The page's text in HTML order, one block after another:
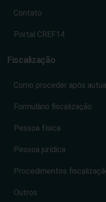
Contato
Portal CREF14
Fiscalização
Como proceder após
Formulário fiscalização
Pessoa física
Pessoa jurídica
Procedimentos
Outros